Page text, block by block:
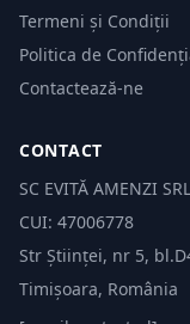
Termeni și Condiții
Politica de
Contactează-ne
CONTACT
SC EVITĂ AMENZI SRL
CUI: 47006778
Str Științei, nr 5,
Timișoara, România